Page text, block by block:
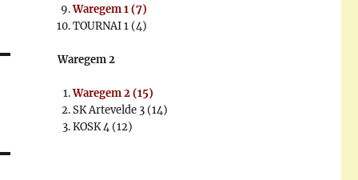
Waregem 1 (7)
TOURNAI 1 (4)
Waregem 2
Waregem 2 (15)
SK Artevelde 3 (14)
KOSK 4 (12)